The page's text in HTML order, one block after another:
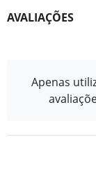
AVALIAÇÕES
Apenas